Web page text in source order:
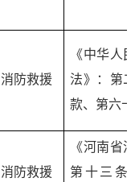
消防救援
《中华人
法》：第
款、第六
消防救援
《河南省
第十三条